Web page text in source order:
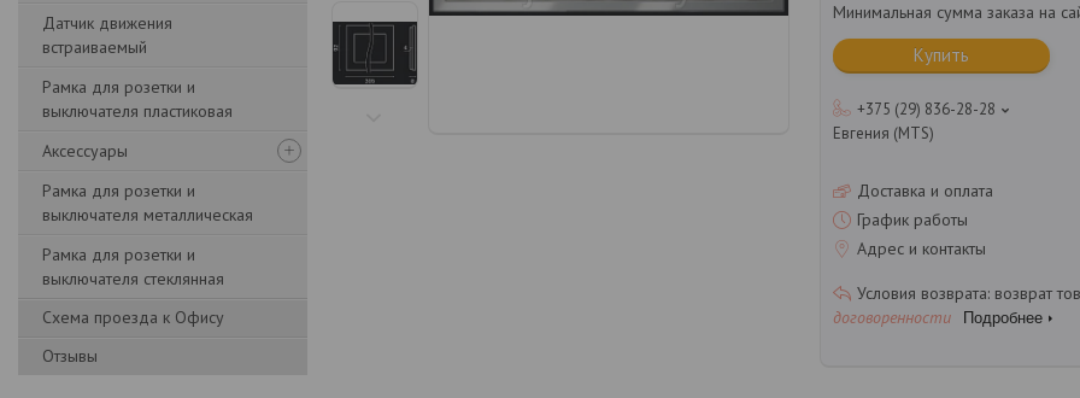
Датчик движения
встраиваемый
Рамка для розетки и
выключателя пластиковая
Аксессуары
Рамка для розетки и
выключателя металлическая
Рамка для розетки и
выключателя стеклянная
Схема проезда к Офису
Отзывы
Минимальная сумма заказа на
Купить
+375 (29) 836-28-28
Евгения (MTS)
Доставка и оплата
График работы
Адрес и контакты
возврат
договоренности
Подробнее